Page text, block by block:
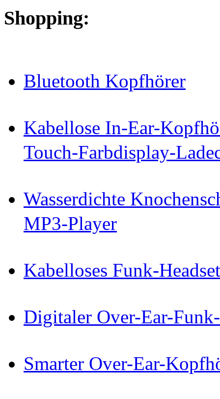
Shopping:
Bluetooth Kopfhörer
Kabellose In-Ear-
Touch-Farbdisplay-
Wasserdichte
MP3-Player
Kabelloses Funk-
Digitaler Over-Ear-
Smarter Over-Ear-